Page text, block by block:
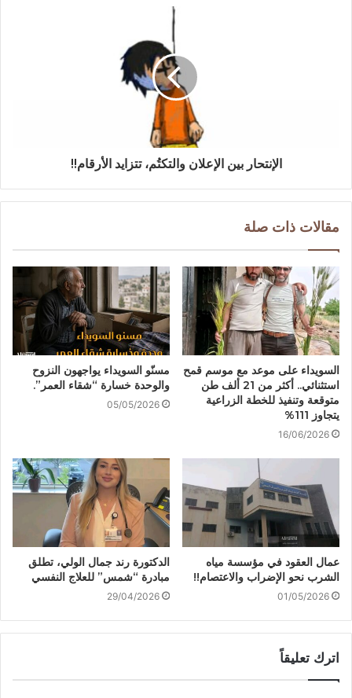
الإنتحار بين الإعلان والتكتُم، تتزايد الأرقام!!
مقالات ذات صلة
السويداء على موعد مع موسم قمح
استثنائي.. أكثر من 21 ألف طن
متوقعة وتنفيذ للخطة الزراعية
يتجاوز 111%
16/06/2026
مسنّو السويداء يواجهون النزوح
والوحدة خسارة “شقاء العمر”.
05/05/2026
عمال العقود في مؤسسة مياه
الشرب نحو الإضراب والاعتصام!!
01/05/2026
الدكتورة رند جمال الولي، تطلق
مبادرة “شمس” للعلاج النفسي
29/04/2026
اترك تعليقاً